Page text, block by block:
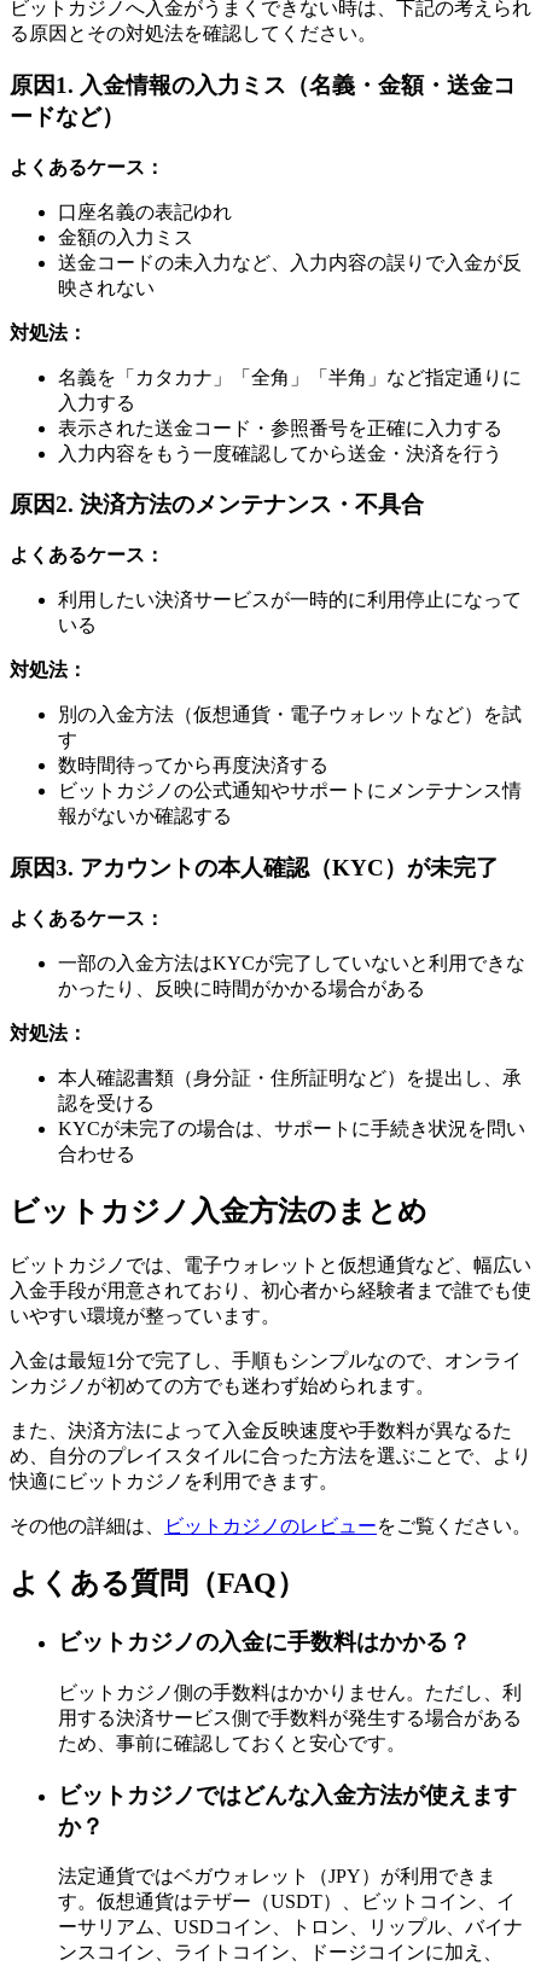
ビットカジノへ入金がうまくできない時は、下記の考えられ
る原因とその対処法を確認してください。
原因1. 入金情報の入力ミス（名義・金額・送金コ
ードなど）
よくあるケース：
口座名義の表記ゆれ
金額の入力ミス
送金コードの未入力など、入力内容の誤りで入金が反
映されない
対処法：
名義を「カタカナ」「全角」「半角」など指定通りに
入力する
表示された送金コード・参照番号を正確に入力する
入力内容をもう一度確認してから送金・決済を行う
原因2. 決済方法のメンテナンス・不具合
よくあるケース：
利用したい決済サービスが一時的に利用停止になって
いる
対処法：
別の入金方法（仮想通貨・電子ウォレットなど）を試
す
数時間待ってから再度決済する
ビットカジノの公式通知やサポートにメンテナンス情
報がないか確認する
原因3. アカウントの本人確認（KYC）が未完了
よくあるケース：
一部の入金方法はKYCが完了していないと利用できな
かったり、反映に時間がかかる場合がある
対処法：
本人確認書類（身分証・住所証明など）を提出し、承
認を受ける
KYCが未完了の場合は、サポートに手続き状況を問い
合わせる
ビットカジノ入金方法のまとめ
ビットカジノでは、電子ウォレットと仮想通貨など、幅広い
入金手段が用意されており、初心者から経験者まで誰でも使
いやすい環境が整っています。
入金は最短1分で完了し、手順もシンプルなので、オンライ
ンカジノが初めての方でも迷わず始められます。
また、決済方法によって入金反映速度や手数料が異なるた
め、自分のプレイスタイルに合った方法を選ぶことで、より
快適にビットカジノを利用できます。
その他の詳細は、 ビットカジノのレビューをご覧ください。
よくある質問（FAQ）
ビットカジノの入金に手数料はかかる？
ビットカジノ側の手数料はかかりません。ただし、利
用する決済サービス側で手数料が発生する場合がある
ため、事前に確認しておくと安心です。
ビットカジノではどんな入金方法が使えます
か？
法定通貨ではベガウォレット（JPY）が利用できま
す。仮想通貨はテザー（USDT）、ビットコイン、イ
ーサリアム、USDコイン、トロン、リップル、バイナ
ンスコイン、ライトコイン、ドージコインに加え、